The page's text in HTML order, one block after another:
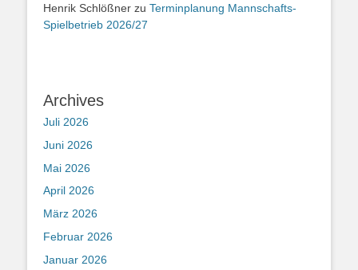
Henrik Schlößner zu Terminplanung Mannschafts-
Spielbetrieb 2026/27
Archives
Juli 2026
Juni 2026
Mai 2026
April 2026
März 2026
Februar 2026
Januar 2026